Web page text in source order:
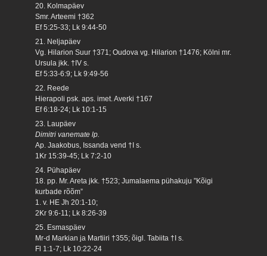
20. Kolmapäev
Smr. Arteemi †362
Ef 5:25-33; Lk 9:44-50
21. Neljapäev
Vg. Hilarion Suur †371; Oudova vg. Hilarion †1476; Kölni mr.
Ursula jkk. †IV s.
Ef 5:33-6:9; Lk 9:49-56
22. Reede
Hierapoli psk. aps. imet. Averki †167
Ef 6:18-24; Lk 10:1-15
23. Laupäev
Dimitri vanemate lp.
Ap. Jaakobus, Issanda vend †I s.
1Kr 15:39-45; Lk 7:2-10
24. Pühapäev
18. pp. Mr. Areta jkk. †523; Jumalaema pühakuju ”Kõigi
kurbade rõõm”
1. v. HE Jh 20:1-10;
2Kr 9:6-11; Lk 8:26-39
25. Esmaspäev
Mr-d Markian ja Martiiri †355; õigl. Tabiita †I s.
Fl 1:1-7; Lk 10:22-24